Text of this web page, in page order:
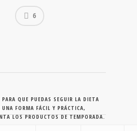
6
QUE PUEDAS SEGUIR LA DIETA
UNA FORMA FÁCIL Y PRÁCTICA,
LOS PRODUCTOS DE TEMPORADA.